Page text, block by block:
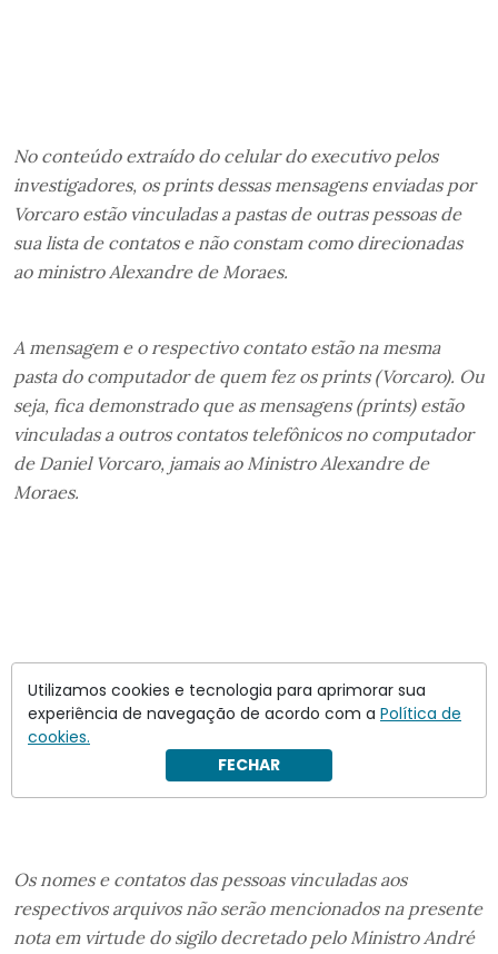
No conteúdo extraído do celular do executivo pelos
investigadores, os prints dessas mensagens enviadas por
Vorcaro estão vinculadas a pastas de outras pessoas de
sua lista de contatos e não constam como direcionadas
ao ministro Alexandre de Moraes.
A mensagem e o respectivo contato estão na mesma
pasta do computador de quem fez os prints (Vorcaro). Ou
seja, fica demonstrado que as mensagens (prints) estão
vinculadas a outros contatos telefônicos no computador
de Daniel Vorcaro, jamais ao Ministro Alexandre de
Moraes.
Os nomes e contatos das pessoas vinculadas aos
respectivos arquivos não serão mencionados na presente
nota em virtude do sigilo decretado pelo Ministro André
Utilizamos cookies e tecnologia para aprimorar sua
experiência de navegação de acordo com a Política de
cookies.
FECHAR